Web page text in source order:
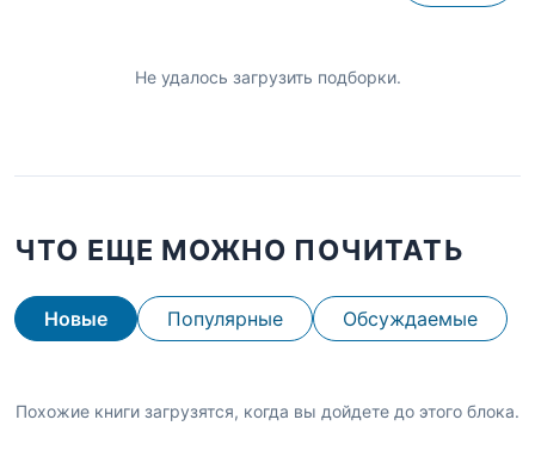
Не удалось загрузить подборки.
ЧТО ЕЩЕ МОЖНО ПОЧИТАТЬ
Новые Популярные Обсуждаемые
Похожие книги загрузятся, когда вы дойдете до этого блока.